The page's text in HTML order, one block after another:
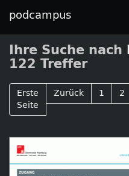
podcampus
Ihre Suche nach
122 Treffer
Erste
Seite
Zurück 1 2